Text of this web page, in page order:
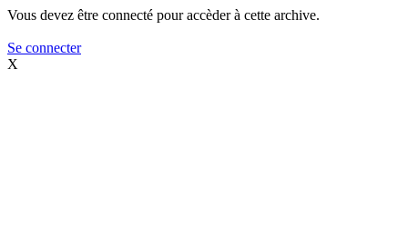
Vous devez être connecté pour accèder à cette archive.
Se connecter
X